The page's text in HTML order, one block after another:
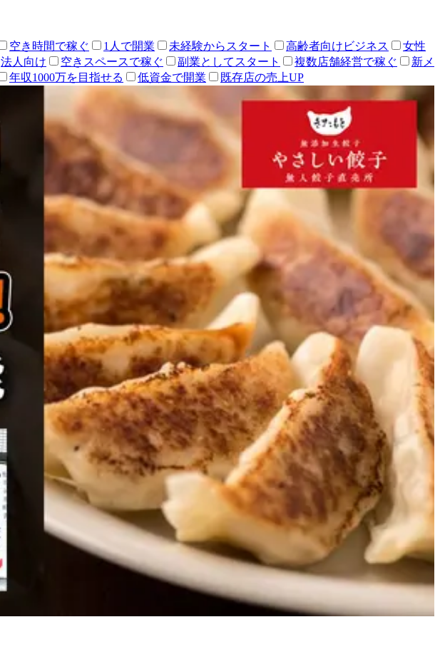
空き時間で稼ぐ 1人で開業 未経験からスタート 高齢者向けビジネス
女性
法人向け 空きスペースで稼ぐ 副業としてスタート 複数店舗経営で稼ぐ
新メ
年収1000万を目指せる 低資金で開業 既存店の売上UP